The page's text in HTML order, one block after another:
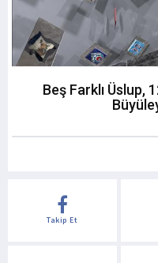
Beş Farklı Üslup,
Takip Et